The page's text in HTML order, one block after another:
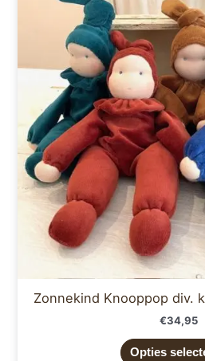
Zonnekind Knooppop div.
€34,95
Opties